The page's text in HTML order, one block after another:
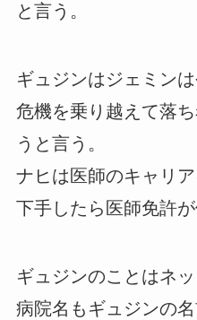
と言う。
ギュジンはジェミン
危機を乗り越えて落
うと言う。
ナヒは医師のキャリア
下手したら医師免許が
ギュジンのことはネ
病院名もギュジンの